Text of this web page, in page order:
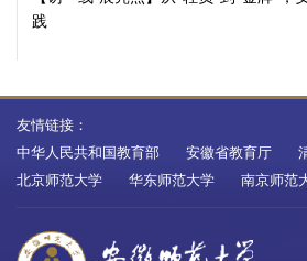
践
友情链接：
中华人民共和国教育部
安徽省教育厅
北京师范大学
华东师范大学 南京师范